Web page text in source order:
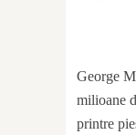
George
milioane
printre